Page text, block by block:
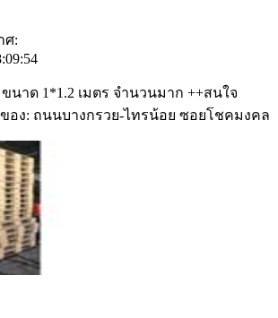
ศ:
นาด 1*1.2 เมตร จำนวนมาก ++สนใจ
อง: ถนนบางกรวย-ไทรน้อย ซอยโชคมงคล